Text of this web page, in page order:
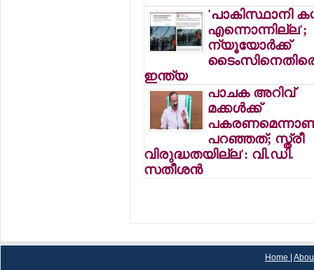
'പാകിസ്ഥാനി
എന്നൊന്നില്ല';
ന്യൂയോര്‍ക്ക്
ഇന്ത്യ
പാചക അറിവ്
മക്കള്‍ക്ക്
പറഞ്ഞത്; സ്ത്രീ
വിരുദ്ധതയില്ല': വി.ഡി.
സതീശന്‍
Home